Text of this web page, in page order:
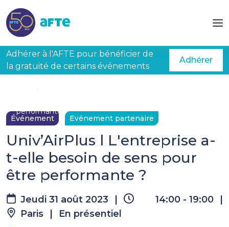
Adhérer à l'AFTE pour bénéficier de
la gratuité de certains événements
Adhérer
performante ?
Événement Evénement partenaire
Univ’AirPlus l L'entreprise a-
t-elle besoin de sens pour
être performante ?
Jeudi 31 août 2023 14:00 - 19:00
Paris
En présentiel